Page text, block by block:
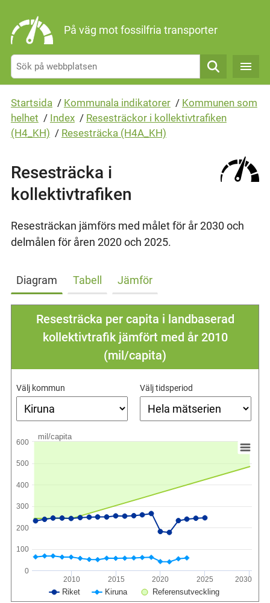
På väg mot fossilfria transporter
Sök
Startsida / Kommunala indikatorer / Kommunen som
helhet / Index / Resesträckor i kollektivtrafiken
(H4_KH) / Resesträcka (H4A_KH)
Resesträcka i
kollektivtrafiken
Resesträckan jämförs med målet för år 2030 och
delmålen för åren 2020 och 2025.
Diagram Tabell Jämför
Resesträcka per capita i landbaserad
kollektivtrafik jämfört med år 2010
(mil/capita)
Välj kommun Välj tidsperiod
mil/capita
Riket Kiruna Referensutveckling
2010 2015 2020 2025 2030
0
100
200
300
400
500
600